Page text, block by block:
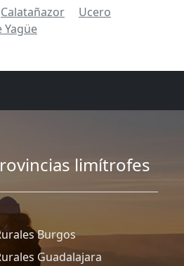
Calatañazor
Ucero
Yagüe
limítrofes
Burgos
Guadalajara